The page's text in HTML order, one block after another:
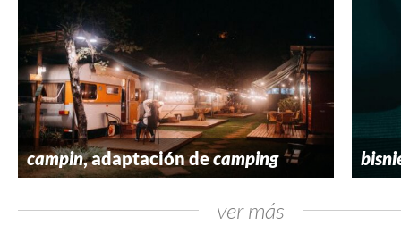
campin, adaptación decamping
ver más